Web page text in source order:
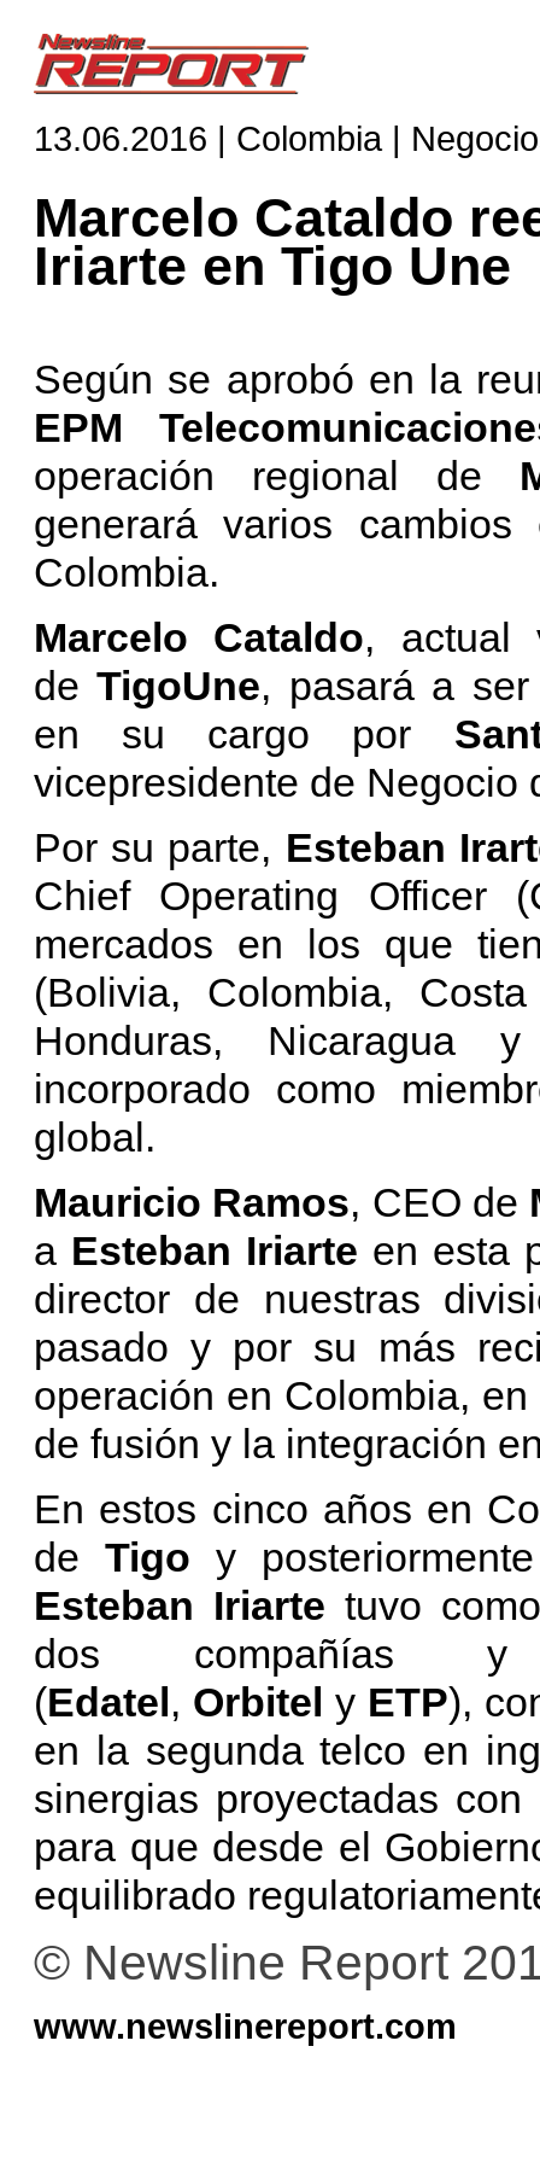
13.06.2016 | Colombia |
Marcelo Cataldo
Iriarte en Tigo Une
Según se aprobó en la
EPM
operación regional de
generará varios
Colombia.
Marcelo Cataldo, actual
de TigoUne, pasará a ser
en su cargo por
vicepresidente de Negocio
Por su parte, Esteban
Chief Operating Officer
mercados en los que
(Bolivia, Colombia,
Honduras, Nicaragua
incorporado como
global.
Mauricio Ramos, CEO de
a Esteban Iriarte en esta
director de nuestras
pasado y por su más
operación en Colombia,
de fusión y la integración
En estos cinco años en
de Tigo y
Esteban Iriarte tuvo
dos compañías
(Edatel, Orbitel y ETP),
en la segunda telco en
sinergias proyectadas
para que desde el
equilibrado
© Newsline Report
www.newslinereport.com